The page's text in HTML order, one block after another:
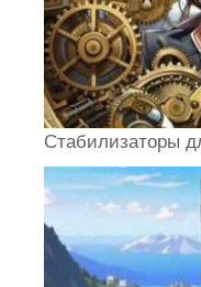
Стабилизаторы